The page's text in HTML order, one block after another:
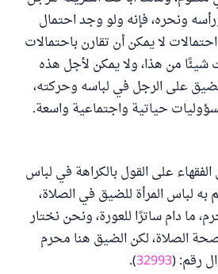
ونحره، فإنه ولو وجد احتمال
لا يمكن أن تقارن باحتمالات
شيئًا من هذا، ولا يمكن لأجل هذه
على الرجل في لباسه وحركته،
حياتية واجتماعية واسعة.
على القول بالكراهة في لباس
لباس المرأة للضيق في الصلاة،
ما دام ساترًا للعورة، ونحن نختار
الصلاة، لكن الضيق هنا محرم
رقم: (32993
).